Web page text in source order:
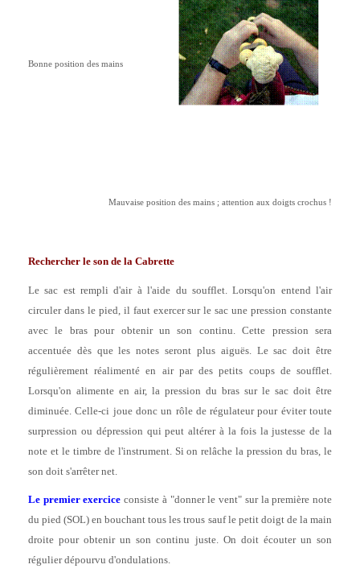
Bonne position des mains
Mauvaise position des mains ; attention aux doigts crochus !
Rechercher le son de la Cabrette
Le sac est rempli d'air à l'aide du soufflet. Lorsqu'on entend l'air
circuler dans le pied, il faut exercer sur le sac une pression constante
avec le bras pour obtenir un son continu. Cette pression sera
accentuée dès que les notes seront plus aiguës. Le sac doit être
régulièrement réalimenté en air par des petits coups de soufflet.
Lorsqu'on alimente en air, la pression du bras sur le sac doit être
diminuée. Celle-ci joue donc un rôle de régulateur pour éviter toute
surpression ou dépression qui peut altérer à la fois la justesse de la
note et le timbre de l'instrument. Si on relâche la pression du bras, le
son doit s'arrêter net.
Le premier exercice consiste à "donner le vent" sur la première note
du pied (SOL) en bouchant tous les trous sauf le petit doigt de la main
droite pour obtenir un son continu juste. On doit écouter un son
régulier dépourvu d'ondulations.